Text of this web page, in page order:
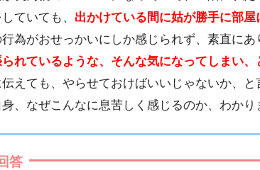
ていても、 出かけている間に姑が勝手に部屋
為がおせっかいにしか感じられず、素直にあ
られているような、そんな気になってしまい
えても、やらせておけばいいじゃないか、と
、なぜこんなに息苦しく感じるのか、わかり
答